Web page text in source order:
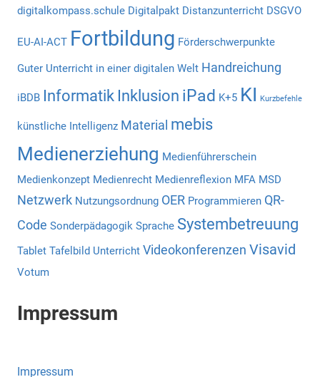
digitalkompass.schule Digitalpakt Distanzunterricht DSGVO
EU-AI-ACT Fortbildung Förderschwerpunkte
Guter Unterricht in einer digitalen Welt Handreichung
iBDB Informatik Inklusion iPad K+5 KI Kurzbefehle
künstliche Intelligenz Material mebis
Medienerziehung Medienführerschein
Medienkonzept Medienrecht Medienreflexion MFA MSD
Netzwerk Nutzungsordnung OER Programmieren QR-
Code Sonderpädagogik Sprache Systembetreuung
Tablet Tafelbild Unterricht Videokonferenzen Visavid
Votum
Impressum
Impressum